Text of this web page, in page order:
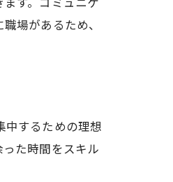
場があるため、
するための理想
た時間をスキル